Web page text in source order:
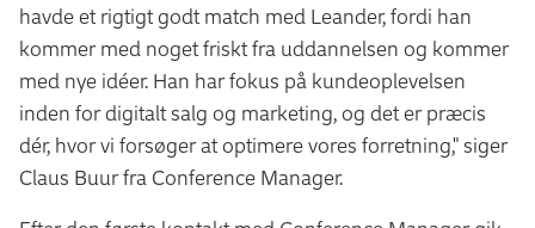
havde et rigtigt godt match med Leander, fordi han
kommer med noget friskt fra uddannelsen og kommer
med nye idéer. Han har fokus på kundeoplevelsen
inden for digitalt salg og marketing, og det er præcis
dér, hvor vi forsøger at optimere vores forretning," siger
Claus Buur fra Conference Manager.